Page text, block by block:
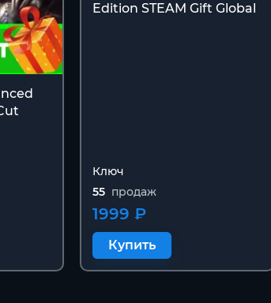
Edition STEAM Gift Global
Ключ
55 продаж
1999 ₽
Купить